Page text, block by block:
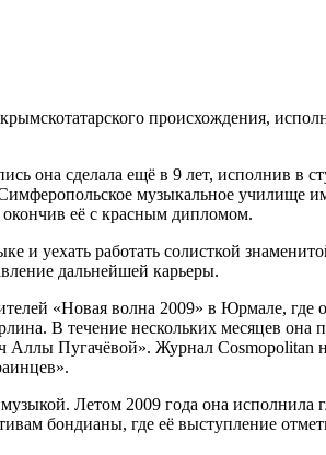
происхождения,
она сделала ещё в 9 лет, исполнив в
музыкальное училище
её с красным дипломом.
и уехать работать солисткой
дальнейшей карьеры.
«Новая волна 2009» в Юрмале,
В течение нескольких месяцев она
Пугачёвой». Журнал Cosmopolitan
Летом 2009 года она
бондианы, где её выступление